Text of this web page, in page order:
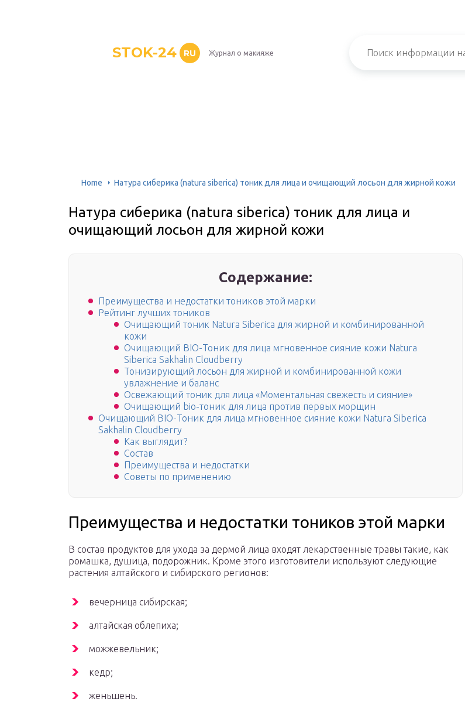
STOK-24 RU Журнал о макияже
Home Натура сиберика (natura siberica) тоник для лица и очищающий лосьон для жирной кожи
Натура сиберика (natura siberica) тоник для лица и
очищающий лосьон для жирной кожи
Содержание:
Преимущества и недостатки тоников этой марки
Рейтинг лучших тоников
Очищающий тоник Natura Siberica для жирной и комбинированной
кожи
Очищающий BIO-Тоник для лица мгновенное сияние кожи Natura
Siberica Sakhalin Cloudberry
Тонизирующий лосьон для жирной и комбинированной кожи
увлажнение и баланс
Освежающий тоник для лица «Моментальная свежесть и сияние»
Очищающий bio-тоник для лица против первых морщин
Очищающий BIO-Тоник для лица мгновенное сияние кожи Natura Siberica
Sakhalin Cloudberry
Как выглядит?
Состав
Преимущества и недостатки
Советы по применению
Преимущества и недостатки тоников этой марки
В состав продуктов для ухода за дермой лица входят лекарственные травы такие, как
ромашка, душица, подорожник. Кроме этого изготовители используют следующие
растения алтайского и сибирского регионов:
вечерница сибирская;
алтайская облепиха;
можжевельник;
кедр;
женьшень.